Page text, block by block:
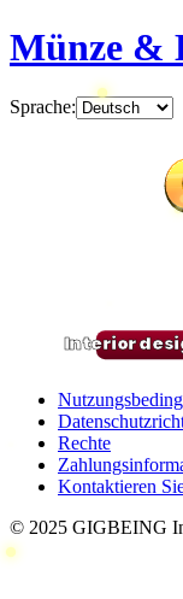
Münze &
Sprache:
Interior
Rechte
Kontaktieren
© 2025 GIGBEING